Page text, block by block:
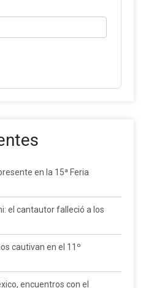
en la 15ª Feria
el cantautor falleció a los
cautivan en el 11º
encuentros con el